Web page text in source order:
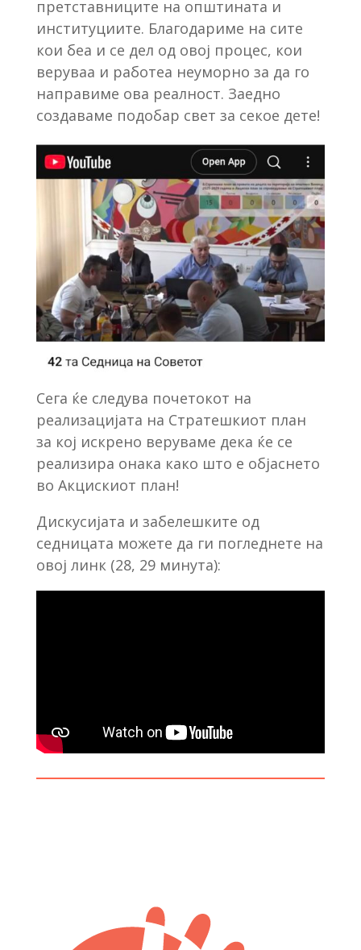
претставниците на општината и
институциите. Благодариме на сите
кои беа и се дел од овој процес, кои
веруваа и работеа неуморно за да го
направиме ова реалност. Заедно
создаваме подобар свет за секое дете!
Сега ќе следува почетокот на
реализацијата на Стратешкиот план
за кој искрено веруваме дека ќе се
реализира онака како што е објаснето
во Акцискиот план!
Дискусијата и забелешките од
седницата можете да ги погледнете на
овој линк (28, 29 минута):